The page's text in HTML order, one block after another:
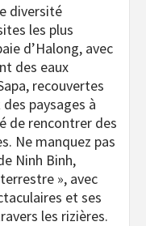
diversité
les plus
d’Halong, avec
des eaux
recouvertes
paysages à
de rencontrer des
Ne manquez pas
Ninh Binh,
», avec
et ses
les rizières.